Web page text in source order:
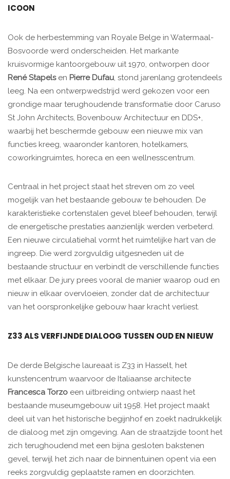
ICOON
Ook de herbestemming van Royale Belge in Watermaal-
Bosvoorde werd onderscheiden. Het markante
kruisvormige kantoorgebouw uit 1970, ontworpen door
René Stapelsen Pierre Dufau, stond jarenlang grotendeels
leeg. Na een ontwerpwedstrijd werd gekozen voor een
grondige maar terughoudende transformatie door Caruso
St John Architects, Bovenbouw Architectuur en DDS+,
waarbij het beschermde gebouw een nieuwe mix van
functies kreeg, waaronder kantoren, hotelkamers,
coworkingruimtes, horeca en een wellnesscentrum.
Centraal in het project staat het streven om zo veel
mogelijk van het bestaande gebouw te behouden. De
karakteristieke cortenstalen gevel bleef behouden, terwijl
de energetische prestaties aanzienlijk werden verbeterd.
Een nieuwe circulatiehal vormt het ruimtelijke hart van de
ingreep. Die werd zorgvuldig uitgesneden uit de
bestaande structuur en verbindt de verschillende functies
met elkaar. De jury prees vooral de manier waarop oud en
nieuw in elkaar overvloeien, zonder dat de architectuur
van het oorspronkelijke gebouw haar kracht verliest.
Z33 ALS VERFIJNDE DIALOOG TUSSEN OUD EN NIEUW
De derde Belgische laureaat is Z33 in Hasselt, het
kunstencentrum waarvoor de Italiaanse architecte
Francesca Torzo een uitbreiding ontwierp naast het
bestaande museumgebouw uit 1958. Het project maakt
deel uit van het historische begijnhof en zoekt nadrukkelijk
de dialoog met zijn omgeving. Aan de straatzijde toont het
zich terughoudend met een bijna gesloten bakstenen
gevel, terwijl het zich naar de binnentuinen opent via een
reeks zorgvuldig geplaatste ramen en doorzichten.